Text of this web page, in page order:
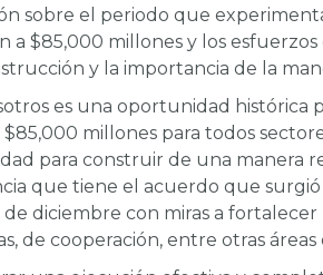
sobre el periodo que
a $85,000 millones y los
y la importancia de la
es una oportunidad histórica
$85,000 millones para todos
para construir de una manera
que tiene el acuerdo que
de diciembre con miras a
de cooperación, entre otras